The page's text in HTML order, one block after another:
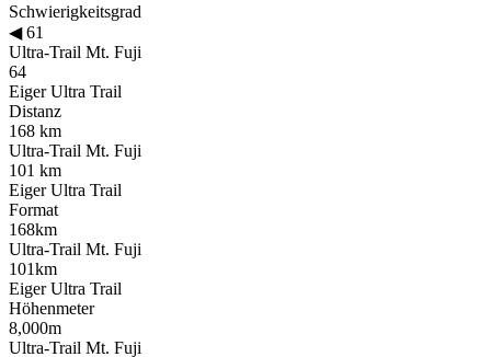
Schwierigkeitsgrad
◀61
Ultra-Trail Mt. Fuji
64
Eiger Ultra Trail
Distanz
168 km
Ultra-Trail Mt. Fuji
101 km
Eiger Ultra Trail
Format
168km
Ultra-Trail Mt. Fuji
101km
Eiger Ultra Trail
Höhenmeter
8,000m
Ultra-Trail Mt. Fuji